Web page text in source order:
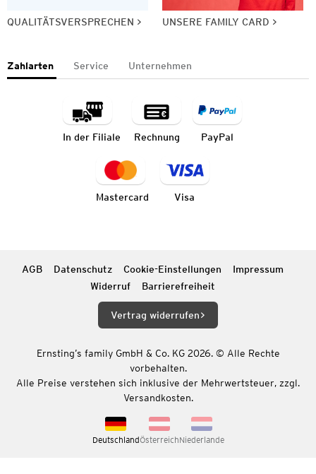
QUALITÄTSVERSPRECHEN UNSERE FAMILY CARD
Zahlarten Service Unternehmen
In der Filiale Rechnung PayPal
Mastercard Visa
AGB Datenschutz Cookie-Einstellungen
Impressum
Widerruf
Barrierefreiheit
Vertrag widerrufen
Ernsting’s family GmbH & Co. KG 2026. © Alle Rechte
vorbehalten.
Alle Preise verstehen sich inklusive der Mehrwertsteuer, zzgl.
Versandkosten.
DeutschlandÖsterreichNiederlande